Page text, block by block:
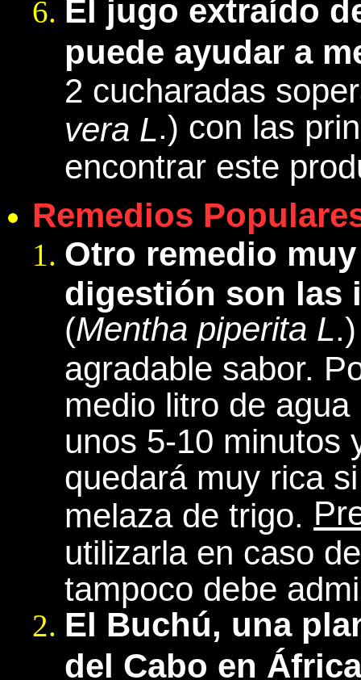
El jugo extraído
puede ayudar a
2 cucharadas
vera L .) con las
encontrar este
Remedios
Otro remedio
digestión son las
(Mentha piperita L
agradable sabor.
medio litro de
unos 5-10 minutos
quedará muy rica
melaza de trigo.
utilizarla en caso
tampoco debe
El Buchú, una
del Cabo en